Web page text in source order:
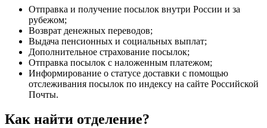
Отправка и получение посылок внутри России и за
рубежом;
Возврат денежных переводов;
Выдача пенсионных и социальных выплат;
Дополнительное страхование посылок;
Отправка посылок с наложенным платежом;
Информирование о статусе доставки с помощью
отслеживания посылок по индексу на сайте Российской
Почты.
Как найти отделение?